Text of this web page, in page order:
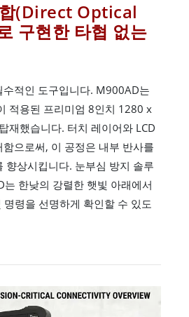
(Direct Optical
구현한 타협 없는
수적인 도구입니다. M900AD는
적용된 프리미엄 8인치 1280 x
재했습니다. 터치 레이어와 LCD
으로써, 이 공정은 내부 반사를
향상시킵니다. 눈부심 방지 솔루
한낮의 강렬한 햇빛 아래에서
명령을 선명하게 확인할 수 있도